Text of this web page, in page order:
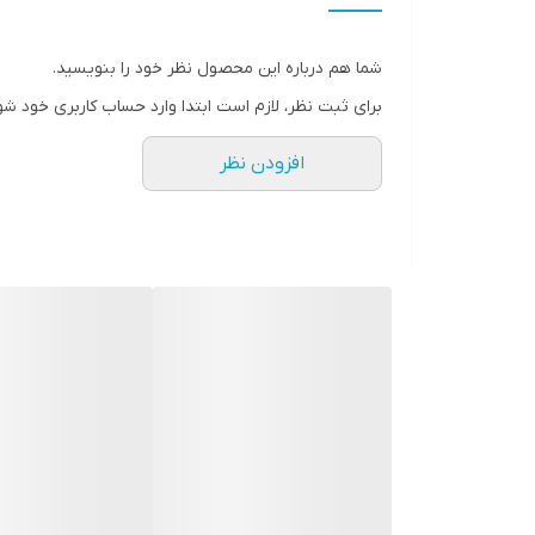
پورت تایپ سی جهت سریع تر شارژ شدن
شما هم درباره این محصول نظر خود را بنویسید.
برای ثبت نظر، لازم است ابتدا وارد حساب کاربری خود
افزودن نظر